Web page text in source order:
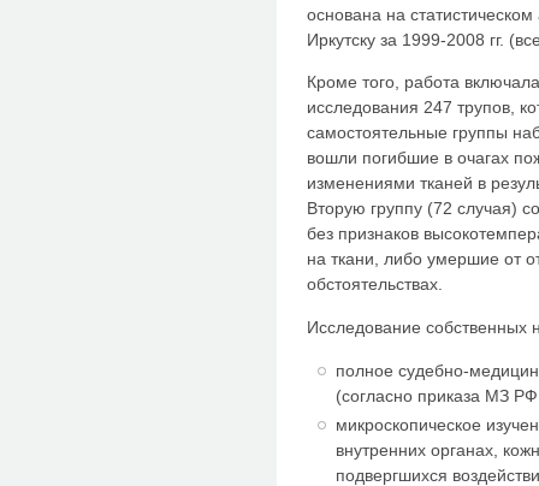
основана на
Иркутску за 1999-2008 гг.
Кроме того, работа
исследования 247 трупов,
самостоятельные группы
вошли погибшие в очагах
изменениями тканей в
Вторую группу (72 случая)
без признаков
на ткани, либо умершие от
обстоятельствах.
Исследование собственных
полное судебно-
(согласно приказа МЗ
микроскопическое
внутренних органах,
подвергшихся